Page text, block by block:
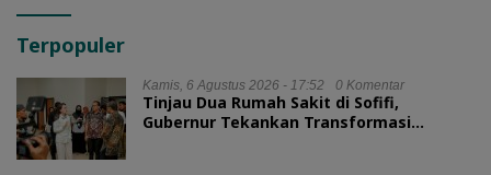
Terpopuler
Kamis, 6 Agustus 2026 - 17:52 0 Komentar
Tinjau Dua Rumah Sakit di Sofifi,
Gubernur Tekankan Transformasi